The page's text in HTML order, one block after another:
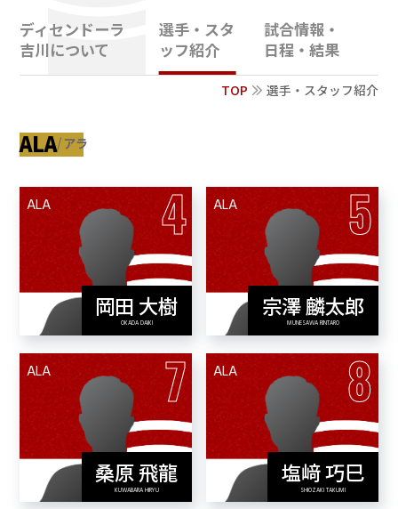
ディセンドーラ
吉川について
選手・スタ
ッフ紹介
試合情報・
日程・結果
TOP 選手・スタッフ紹介
ALA アラ
ALA 4
岡田 大樹
OKADA DAIKI
View Profile
ALA 5
宗澤 麟太郎
MUNESAWA RINTARO
View Profile
ALA 7
桑原 飛龍
KUWABARA HIRYU
View Profile
ALA 8
塩﨑 巧巳
SHIOZAKI TAKUMI
View Profile